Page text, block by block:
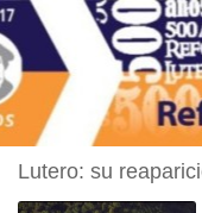
Lutero: su